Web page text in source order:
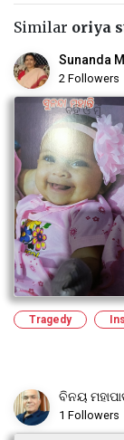
Similar oriya
Sunanda
2 Followers
Tragedy
ବିନୟ
1 Followers